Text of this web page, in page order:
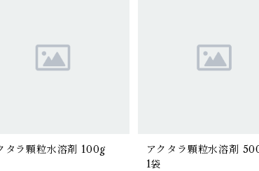
タラ顆粒水溶剤 100g
アクタラ顆粒水溶剤
1袋